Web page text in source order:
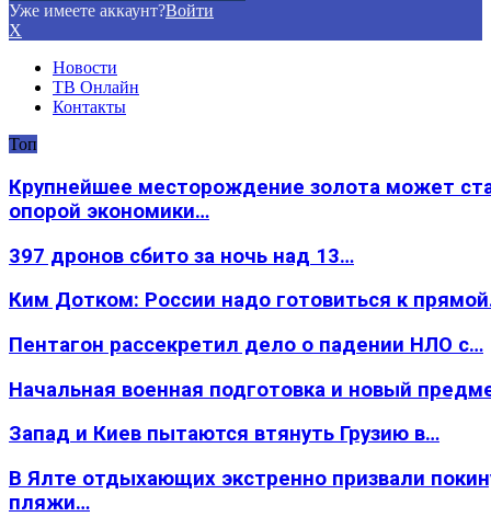
Уже имеете аккаунт?Войти
X
Новости
ТВ Онлайн
Контакты
Топ
Крупнейшее месторождение золота может
опорой экономики…
397 дронов сбито за ночь над 13…
Ким Дотком: России надо готовиться к
Пентагон рассекретил дело о падении НЛО с…
Начальная военная подготовка и новый
Запад и Киев пытаются втянуть Грузию в…
В Ялте отдыхающих экстренно призвали
пляжи…